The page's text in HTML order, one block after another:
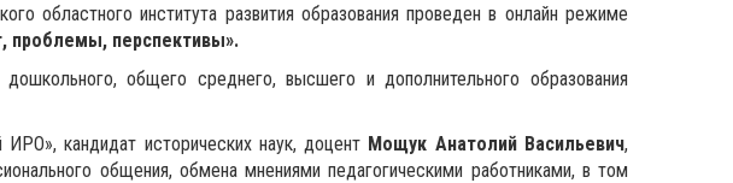
областного института развития образования проведен в онлайн режиме
проблемы, перспективы».
общего среднего, высшего и дополнительного образования
кандидат исторических наук, доцент Мощук Анатолий Васильевич,
общения, обмена мнениями педагогическими работниками, в том